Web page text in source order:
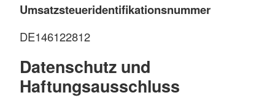
Umsatzsteueridentifikationsnummer
DE146122812
Datenschutz und
Haftungsausschluss